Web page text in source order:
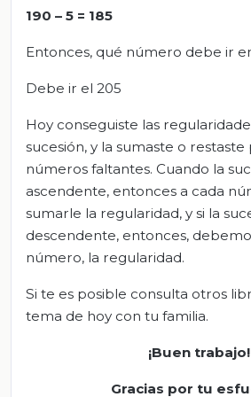
190 – 5 = 185
Entonces, qué número debe ir
Debe ir el 205
Hoy conseguiste las
sucesión, y la sumaste o
números faltantes. Cuando la
ascendente, entonces a cada
sumarle la regularidad, y si la
descendente, entonces,
número, la regularidad.
Si te es posible consulta otros
tema de hoy con tu familia.
¡Buen trabajo!
Gracias por tu